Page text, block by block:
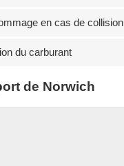
en cas de collision
du carburant
de Norwich